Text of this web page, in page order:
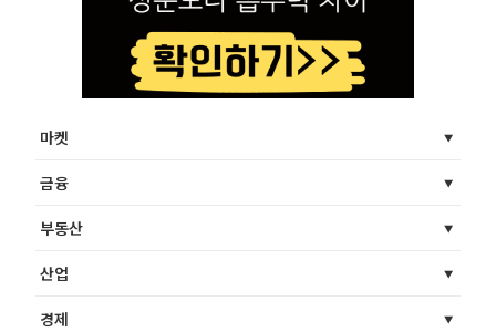
마켓
금융
부동산
산업
경제